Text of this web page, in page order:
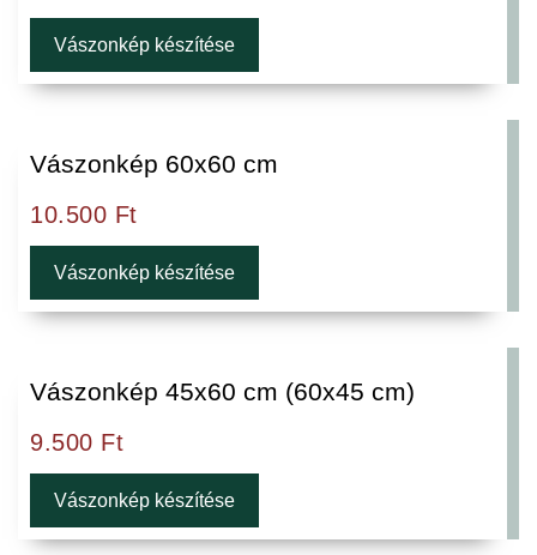
Vászonkép készítése
Vászonkép 60x60 cm
10.500 Ft
Vászonkép készítése
Vászonkép 45x60 cm (60x45 cm)
9.500 Ft
Vászonkép készítése